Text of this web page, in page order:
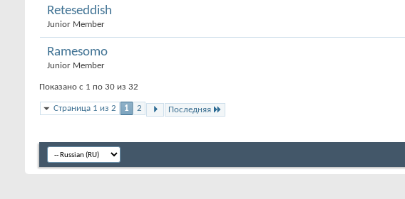
Reteseddish
Junior Member
Ramesomo
Junior Member
Показано с 1 по 30 из 32
Страница 1 из 2 1 2 Последняя